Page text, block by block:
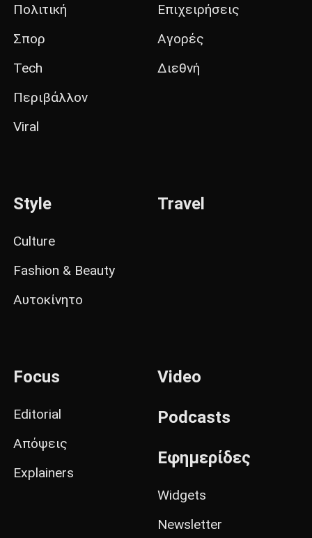
Πολιτική
Σπορ
Tech
Περιβάλλον
Viral
Επιχειρήσεις
Αγορές
Διεθνή
Style
Culture
Fashion & Beauty
Αυτοκίνητο
Travel
Focus
Editorial
Απόψεις
Explainers
Video
Podcasts
Εφημερίδες
Widgets
Newsletter